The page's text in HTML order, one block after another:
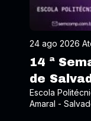
24 ago 2026
14 ª
de
Escola
Amaral -